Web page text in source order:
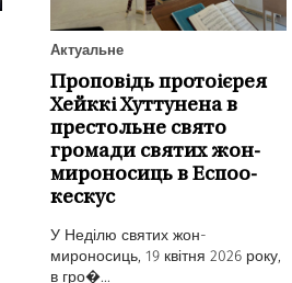
Актуальне
Проповідь протоієрея
Хейккі Хуттунена в
престольне свято
громади святих жон-
мироносиць в Еспоо-
кескус
У Неділю святих жон-
мироносиць, 19 квітня 2026 року,
в гро�...